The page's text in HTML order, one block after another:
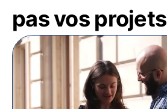
pas vos projets